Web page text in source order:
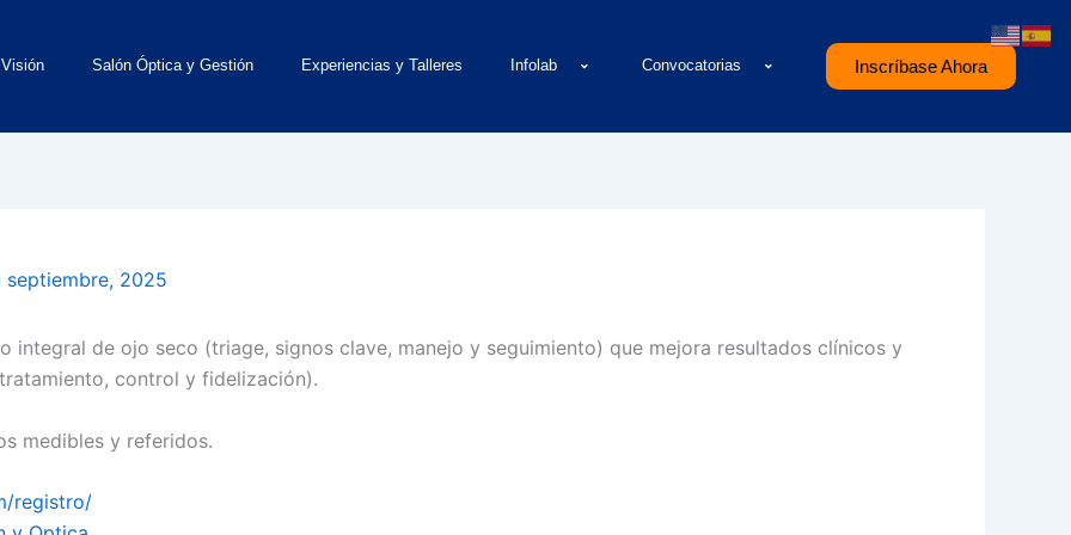
Salón Óptica y Gestión Experiencias y Talleres Infolab Convocatorias Inscríbase Ahora
septiembre, 2025
integral de ojo seco (triage, signos clave, manejo y seguimiento) que mejora resultados clínicos y
control y fidelización).
medibles y referidos.
registro/